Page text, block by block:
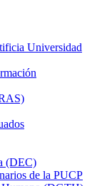
Universidad
(DEC)
de la PUCP